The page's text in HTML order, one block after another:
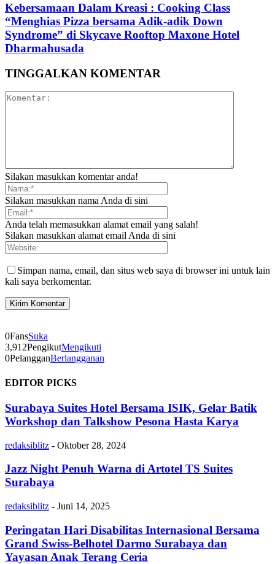
Kebersamaan Dalam Kreasi : Cooking Class
“Menghias Pizza bersama Adik-adik Down
Syndrome” di Skycave Rooftop Maxone Hotel
Dharmahusada
TINGGALKAN KOMENTAR
Silakan masukkan komentar anda!
Silakan masukkan nama Anda di sini
Anda telah memasukkan alamat email yang salah!
Silakan masukkan alamat email Anda di sini
Simpan nama, email, dan situs web saya di browser ini untuk lain
kali saya berkomentar.
0FansSuka
3,912PengikutMengikuti
0PelangganBerlangganan
EDITOR PICKS
Surabaya Suites Hotel Bersama ISIK, Gelar Batik
Workshop dan Talkshow Pesona Hasta Karya
redaksiblitz - Oktober 28, 2024
Jazz Night Penuh Warna di Artotel TS Suites
Surabaya
redaksiblitz - Juni 14, 2025
Peringatan Hari Disabilitas Internasional Bersama
Grand Swiss-Belhotel Darmo Surabaya dan
Yayasan Anak Terang Ceria